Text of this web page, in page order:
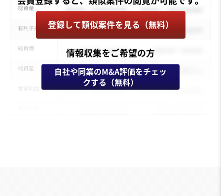
登録して類似案件を見る（無料）
情報収集をご希望の方
自社や同業のM&A評価をチェッ
クする（無料）